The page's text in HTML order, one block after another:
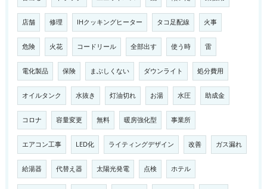
店舗 修理 IHクッキングヒーター タコ足配線 火事
危険 火花 コードリール 全部出す 使う時 雷
電化製品 保険 まぶしくない ダウンライト 処分費用
オイルタンク 水抜き 灯油切れ お湯 水圧 助成金
コロナ 容量変更 無料 暖房強化型 事業所
エアコン工事 LED化 ライティングデザイン 改善 ガス漏れ
給湯器 代替え器 太陽光発電 点検 ホテル